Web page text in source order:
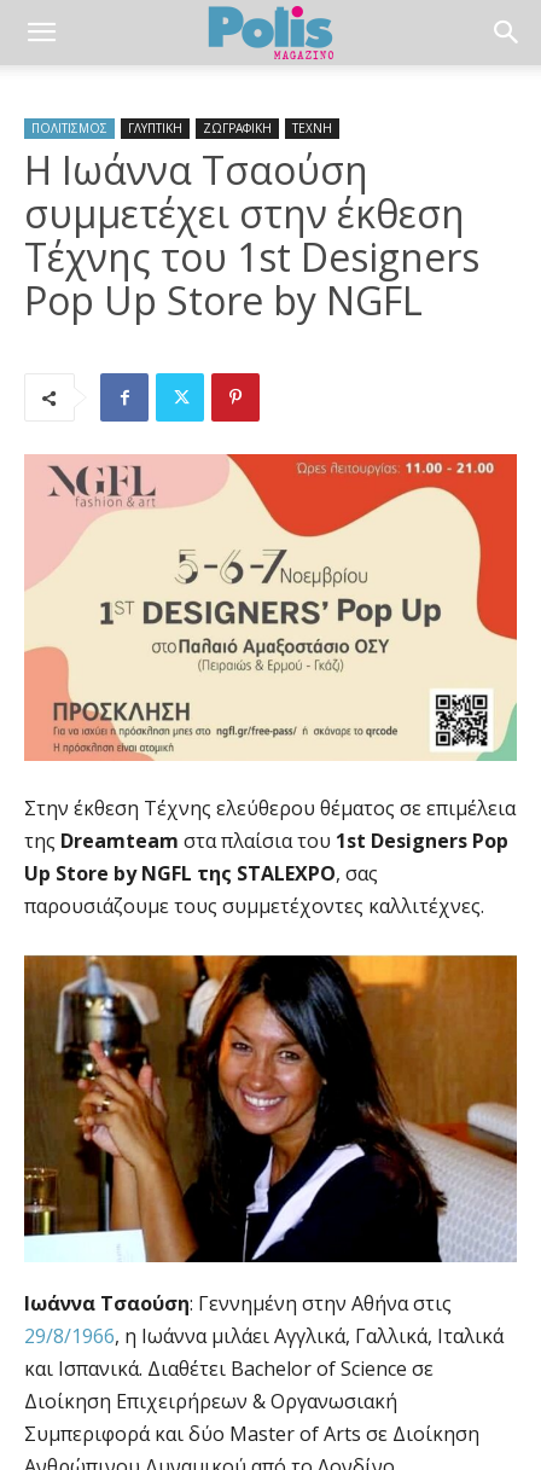
ΠΟΛΙΤΙΣΜΟΣ ΓΛΥΠΤΙΚΗ ΖΩΓΡΑΦΙΚΗ ΤΕΧΝΗ
Η Ιωάννα Τσαούση
συμμετέχει στην έκθεση
Τέχνης του 1st Designers
Pop Up Store by NGFL
Στην έκθεση Τέχνης ελεύθερου θέματος σε επιμέλεια
της Dreamteam στα πλαίσια του 1st Designers Pop
Up Store by NGFL της STALEXPO, σας
παρουσιάζουμε τους συμμετέχοντες καλλιτέχνες.
Ιωάννα Τσαούση: Γεννημένη στην Αθήνα στις
29/8/1966, η Ιωάννα μιλάει Αγγλικά, Γαλλικά, Ιταλικά
και Ισπανικά. Διαθέτει Bachelor of Science σε
Διοίκηση Επιχειρήρεων & Οργανωσιακή
Συμπεριφορά και δύο Master of Arts σε Διοίκηση